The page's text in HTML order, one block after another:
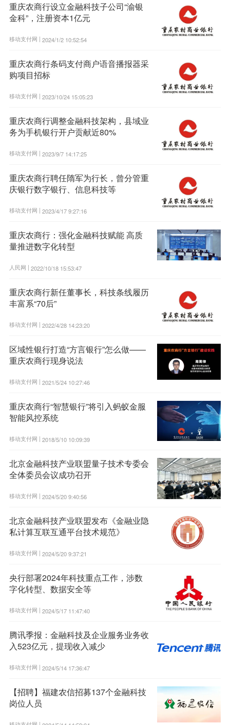
重庆农商行设立金融科技子公司“渝银
金科”，注册资本1亿元
移动支付网 | 2024/1/2 10:52:54
重庆农商行条码支付商户语音播报器采
购项目招标
移动支付网 | 2023/10/24 15:05:23
重庆农商行调整金融科技架构，县域业
务为手机银行开户贡献近80%
移动支付网 | 2023/9/7 14:17:25
重庆农商行聘任隋军为行长，曾分管重
庆银行数字银行、信息科技等
移动支付网 | 2023/4/17 9:27:16
重庆农商行：强化金融科技赋能 高质
量推进数字化转型
人民网 | 2022/10/18 15:53:47
重庆农商行新任董事长，科技条线履历
丰富系“70后”
移动支付网 | 2022/4/28 14:23:20
区域性银行打造“方言银行”怎么做——
重庆农商行现身说法
移动支付网 | 2021/5/24 10:27:46
重庆农商行“智慧银行”将引入蚂蚁金服
智能风控系统
移动支付网 | 2018/5/10 10:09:39
北京金融科技产业联盟量子技术专委会
全体委员会议成功召开
移动支付网 | 2024/5/20 9:40:56
北京金融科技产业联盟发布《金融业隐
私计算互联互通平台技术规范》
移动支付网 | 2024/5/20 9:37:21
央行部署2024年科技重点工作，涉数
字化转型、数据安全等
移动支付网 | 2024/5/17 11:47:40
腾讯季报：金融科技及企业服务业务收
入523亿元，提现收入减少
移动支付网 | 2024/5/14 17:36:47
【招聘】福建农信招募137个金融科技
岗位人员